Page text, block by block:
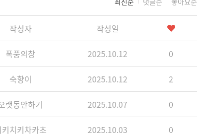
작성자 작성일
폭풍의창 2025.10.12 0
숙향이 2025.10.12 2
랫동안하기 2025.10.07 0
치키차카초 2025.10.03 0